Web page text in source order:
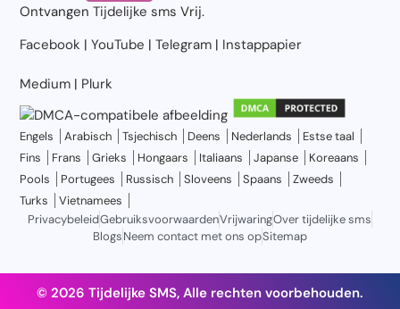
OntvangenTijdelijke sms Vrij.
Facebook |YouTube |Telegram | Instappapier
Medium | Plurk
Engels Arabisch Tsjechisch Deens Nederlands
Estse taal
Fins
Frans Grieks Hongaars Italiaans Japanse
Koreaans
Pools
Portugees Russisch Sloveens Spaans
Zweeds
Turks
Vietnamees
PrivacybeleidGebruiksvoorwaardenVrijwaringOver tijdelijke sms
BlogsNeem contact met ons opSitemap
© 2026 Tijdelijke SMS, Alle rechten voorbehouden.